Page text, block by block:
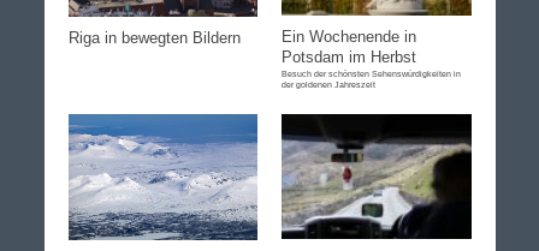
Riga in bewegten Bildern
Ein Wochenende in
Potsdam im Herbst
Besuch der schönsten Sehenswürdigkeiten in
der goldenen Jahreszeit